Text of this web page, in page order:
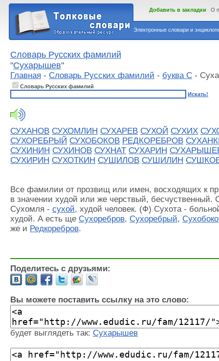
Электронные словари и
Добавить в закладки О
Словарь Русских фамилий
"Сухарышев"
Главная - Словарь Русских фамилий - буква С -
Словарь Русских фамилий
Искать!
СУХАНОВ СУХОМЛИН СУХАРЕВ СУХОЙ СУХИХ
СУХОРЕБРЫЙ СУХОБОКОВ РЕДКОРЕБРОВ
СУХИНИН СУХИНОВ СУХНАТ СУХАРИН
СУХИРИН СУХОТКИН СУШИЛОВ СУШИЛИН
Все фамилии от прозвищ или имен, восходящих к
в значении худой или же черствый,
Сухомля - сухой, худой человек. (Ф) Сухота -
худой. А есть ще Сухоребров, Сухоребрый,
же и Редкоребров.
Поделитесь с друзьями:
Вы можете поставить ссылку на это слово:
будет выглядеть так: Сухарышев